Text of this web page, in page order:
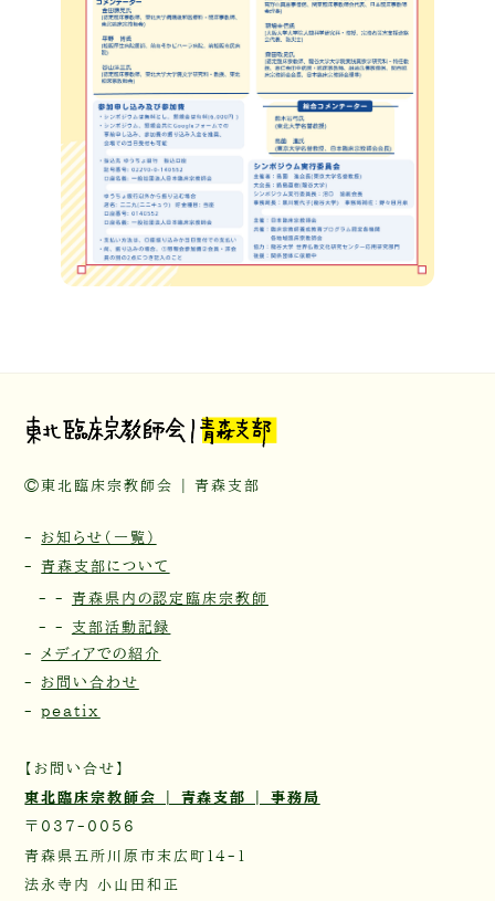
©東北臨床宗教師会 | 青森支部
- お知らせ（一覧）
-青森支部について
- - 青森県内の認定臨床宗教師
- - 支部活動記録
- メディアでの紹介
- お問い合わせ
-peatix
【お問い合せ】
東北臨床宗教師会 | 青森支部 | 事務局
〒037-0056
青森県五所川原市末広町14-1
法永寺内 小山田和正